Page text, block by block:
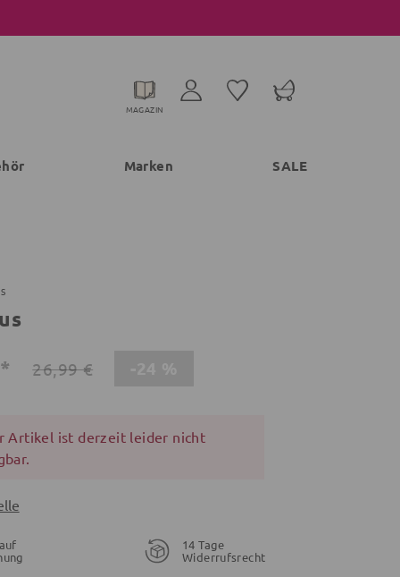
MAGAZIN
Marken SALE
26,99 €
Artikel ist derzeit leider nicht
14 Tage
Widerrufsrecht